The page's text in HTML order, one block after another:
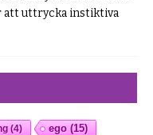
att uttrycka instiktiva
(4) ego(15)